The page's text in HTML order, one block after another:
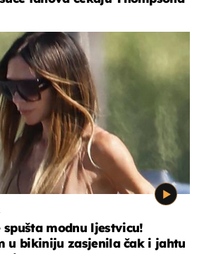
modnu ljestvicu!
u bikiniju zasjenila čak i jahtu